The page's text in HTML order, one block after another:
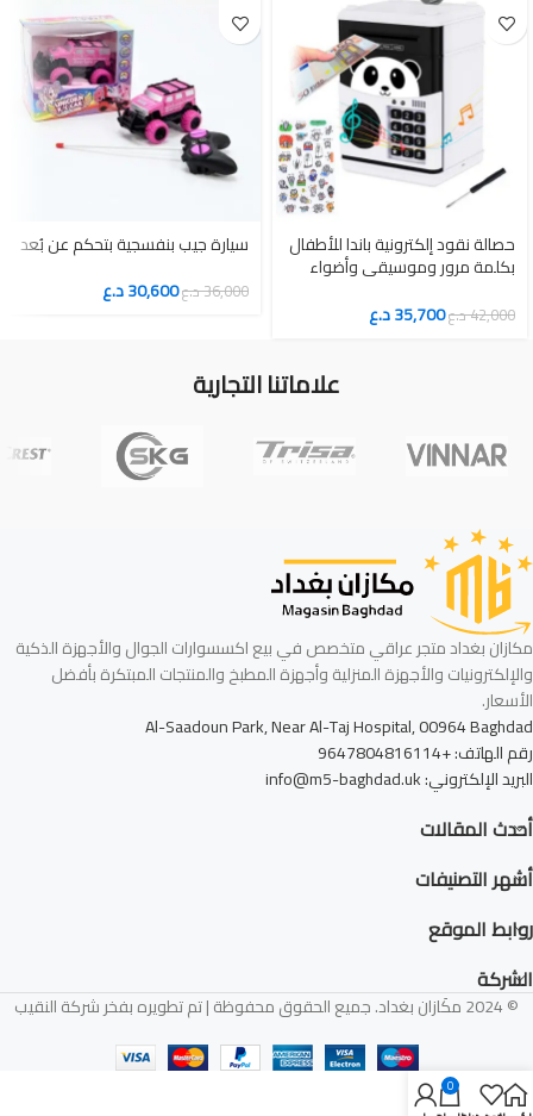
حصالة نقود إلكترونية باندا للأطفال
بكلمة مرور وموسيقى وأضواء
42,000د.ع35,700د.ع
سيارة جيب بنفسجية بتحكم عن بُعد
36,000د.ع30,600د.ع
علاماتنا التجارية
مكازان بغداد متجر عراقي متخصص في بيع اكسسوارات الجوال والأجهزة الذكية
والإلكترونيات والأجهزة المنزلية وأجهزة المطبخ والمنتجات المبتكرة بأفضل
الأسعار.
Al-Saadoun Park, Near Al-Taj Hospital, 00964 Baghdad
رقم الهاتف: +9647804816114
البريد الإلكتروني: info@m5-baghdad.uk
أحدث المقالات
أشهر التصنيفات
روابط الموقع
الشركة
© 2024 مكَازان بغداد. جميع الحقوق محفوظة | تم تطويره بفخر شركة النقيب
0